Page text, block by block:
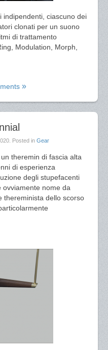
indipendenti, ciascuno dei
clonati per un suono
di trattamento
Modulation, Morph,
. Posted in Gear
theremin di fascia alta
di esperienza
degli stupefacenti
nome da
thereminista dello scorso